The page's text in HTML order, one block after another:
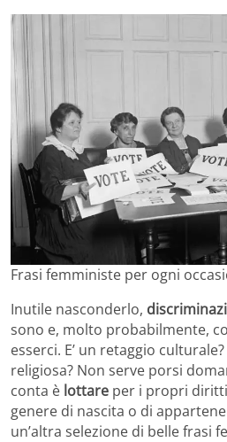
Frasi femministe per ogni
Inutile nasconderlo,
sono e, molto probabilmente,
esserci. E’ un retaggio
religiosa? Non serve porsi
conta è lottare per i propri
genere di nascita o di
un’altra selezione di belle frasi